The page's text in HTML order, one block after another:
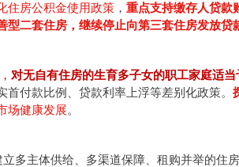
住房公积金使用政策 ， 重点支持缴存人贷款
型二套住房，继续停止向第三套住房发放贷
对无自有住房的生育多子女的职工家庭适
付款比例、贷款利率上浮等差别化政策。
场健康发展。
多主体供给、多渠道保障、租购并举的住